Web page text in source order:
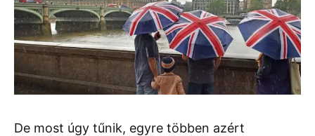
De most úgy tűnik, egyre többen azért